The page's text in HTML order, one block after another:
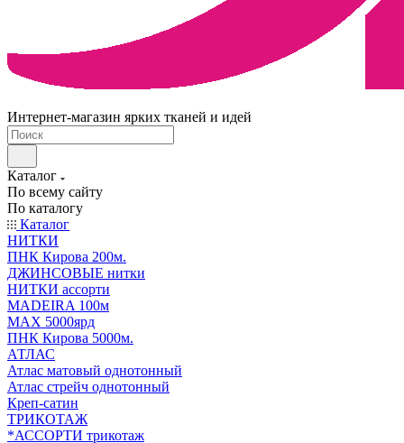
Интернет-магазин ярких тканей и идей
Каталог
По всему сайту
По каталогу
Каталог
НИТКИ
ПНК Кирова 200м.
ДЖИНСОВЫЕ нитки
НИТКИ ассорти
MADEIRA 100м
МАХ 5000ярд
ПНК Кирова 5000м.
АТЛАС
Атлас матовый однотонный
Атлас стрейч однотонный
Креп-сатин
ТРИКОТАЖ
*АССОРТИ трикотаж